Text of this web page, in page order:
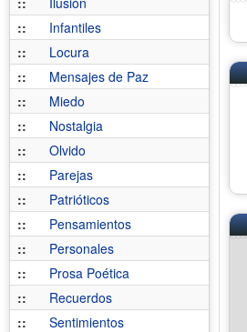
::
Infantiles
::
Locura
::
Mensajes de Paz
::
Miedo
::
Nostalgia
::
Olvido
::
Parejas
::
Patrióticos
::
Pensamientos
::
Personales
::
Prosa Poética
::
Recuerdos
::
Sentimientos